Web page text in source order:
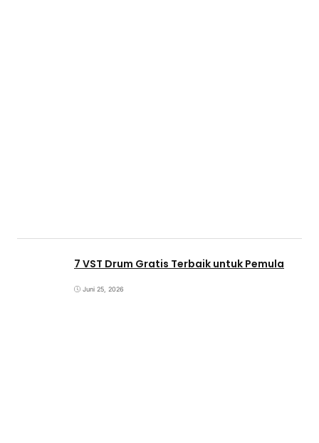
7 VST Drum Gratis Terbaik untuk Pemula
Juni 25, 2026